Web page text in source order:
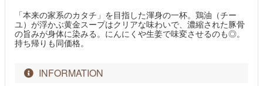
「本来の家系のカタチ」を目指した渾身の一杯。鶏油（チー
ユ）が浮かぶ黄金スープはクリアな味わいで、濃縮された豚骨
の旨みが身体に染みる。にんにくや生姜で味変させるのも◎。
持ち帰りも同価格。
INFORMATION